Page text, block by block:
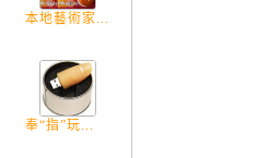
本地藝術家...
奉“指”玩...